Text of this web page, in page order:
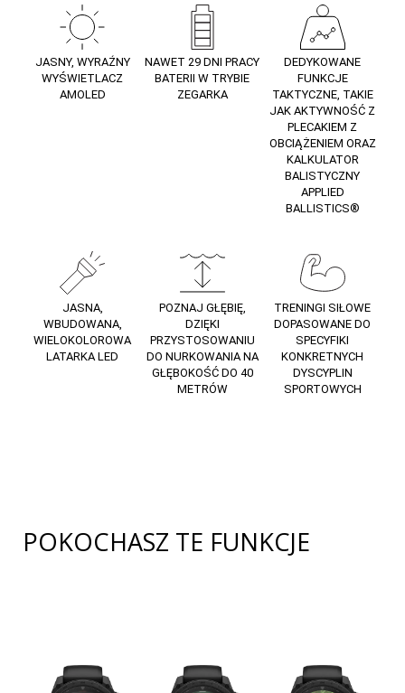
JASNY, WYRAŹNY
WYŚWIETLACZ
AMOLED
NAWET 29 DNI PRACY
BATERII W TRYBIE
ZEGARKA
DEDYKOWANE
FUNKCJE
TAKTYCZNE, TAKIE
JAK AKTYWNOŚĆ Z
PLECAKIEM Z
OBCIĄŻENIEM ORAZ
KALKULATOR
BALISTYCZNY
APPLIED
BALLISTICS®
JASNA,
WBUDOWANA,
WIELOKOLOROWA
LATARKA LED
POZNAJ GŁĘBIĘ,
DZIĘKI
PRZYSTOSOWANIU
DO NURKOWANIA NA
GŁĘBOKOŚĆ DO 40
METRÓW
TRENINGI SIŁOWE
DOPASOWANE DO
SPECYFIKI
KONKRETNYCH
DYSCYPLIN
SPORTOWYCH
POKOCHASZ TE FUNKCJE